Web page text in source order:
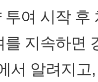
여 시작 후
를 지속하면
서 알려지